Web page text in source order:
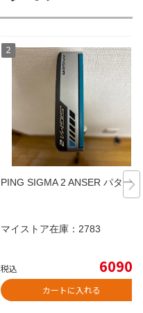
PING SIGMA 2 ANSER パター
マイストア在庫： 2783
税込 6090
カートに入れる